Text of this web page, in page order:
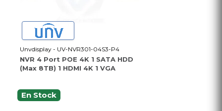
Unvdisplay - UV-NVR301-04S3-P4
NVR 4 Port POE 4K 1 SATA HDD
(Max 8TB) 1 HDMI 4K 1 VGA
En Stock